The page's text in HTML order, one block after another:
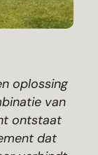
oplossing
van
ontstaat
dat